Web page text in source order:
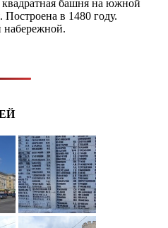
башня на южной
в 1480 году.
набережной.